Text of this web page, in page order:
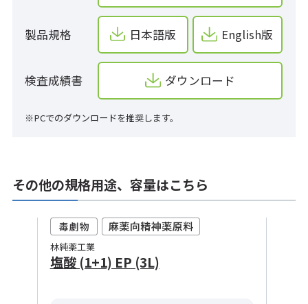
製品規格 日本語版 English版
検査成績書 ダウンロード
※PCでのダウンロードを推奨します。
その他の規格用途、容量はこちら
林純薬工業
塩酸 (1+1) EP (3L)